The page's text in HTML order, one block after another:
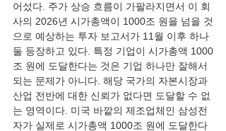
어섰다. 주가 상승 흐름이 가팔라지면서 이 회
사의 2026년 시가총액이 1000조 원을 넘을 것
으로 예상하는 투자 보고서가 11월 이후 하나
둘 등장하고 있다. 특정 기업이 시가총액 1000
조 원에 도달한다는 것은 기업 하나만 잘해서
되는 문제가 아니다. 해당 국가의 자본시장과
산업 전반에 대한 신뢰가 없다면 도달할 수 없
는 영역이다. 미국 바깥의 제조업체인 삼성전
자가 실제로 시가총액 1000조 원에 도달한다